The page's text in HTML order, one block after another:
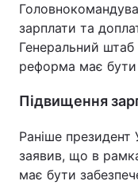
Тема оформлення
зарплати та
Генеральний
реформа має бути
Підвищення
Раніше
заявив, що в
має бути